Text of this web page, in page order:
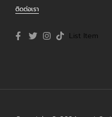
ติดต่อเรา
List Item